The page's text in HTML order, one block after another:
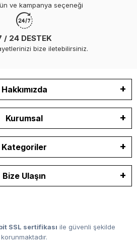
ve kampanya seçeneği
/ 24 DESTEK
bize iletebilirsiniz.
Hakkımızda
Kurumsal
Kategoriler
Bize Ulaşın
SSL sertifikası ile güvenli şekilde
korunmaktadır.